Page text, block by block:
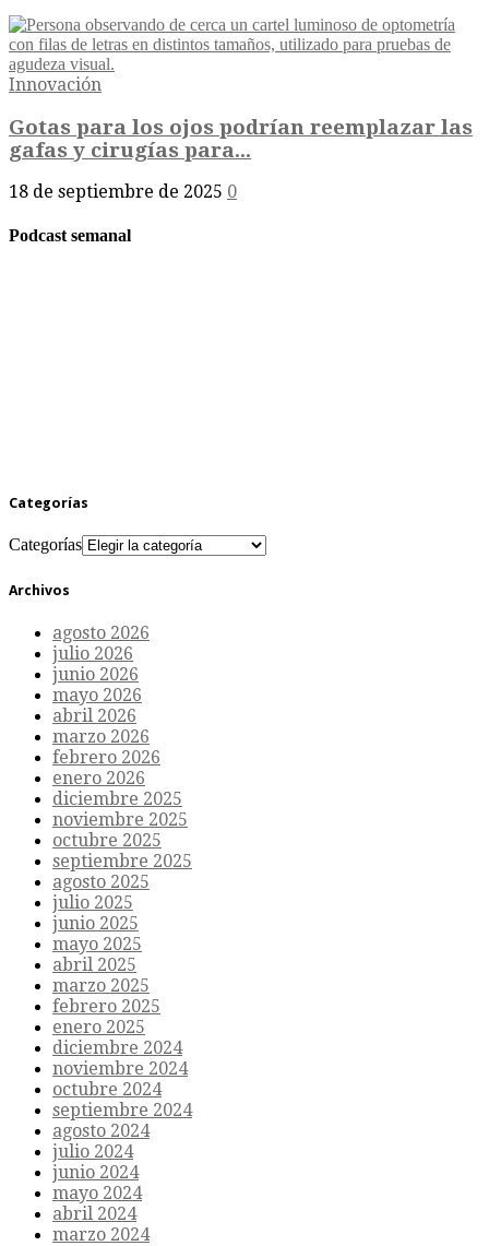
Innovación
Gotas para los ojos podrían reemplazar las
gafas y cirugías para...
18 de septiembre de 2025 0
Podcast semanal
Categorías
Categorías
Archivos
agosto 2026
julio 2026
junio 2026
mayo 2026
abril 2026
marzo 2026
febrero 2026
enero 2026
diciembre 2025
noviembre 2025
octubre 2025
septiembre 2025
agosto 2025
julio 2025
junio 2025
mayo 2025
abril 2025
marzo 2025
febrero 2025
enero 2025
diciembre 2024
noviembre 2024
octubre 2024
septiembre 2024
agosto 2024
julio 2024
junio 2024
mayo 2024
abril 2024
marzo 2024